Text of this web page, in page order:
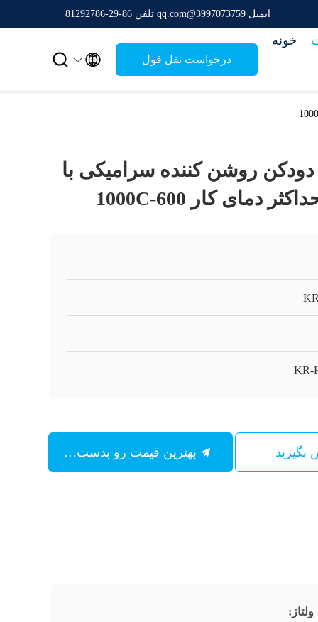
ایمیل 3997073759@qq.com تلفن 86-29-81292786
خونه
درخواست نقل قول 

روشن کننده سرامیکی با
KR-
بگیرید
ولتاژ: